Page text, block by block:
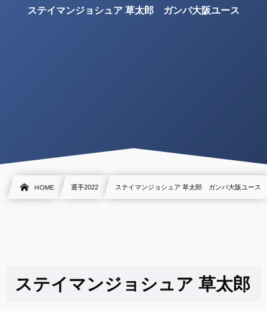
ステイマンジョシュア 草太郎 ガンバ大阪ユース
HOME 選手2022 ステイマンジョシュア 草太郎 ガンバ大阪ユース
ステイマンジョシュア 草太郎